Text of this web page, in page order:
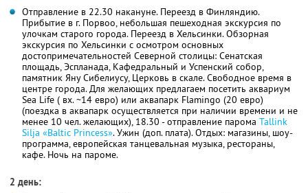
Отправление в 22.30 накануне. Переезд в Финляндию.
Прибытие в г. Порвоо, небольшая пешеходная экскурсия по
улочкам старого города. Переезд в Хельсинки. Обзорная
экскурсия по Хельсинки с осмотром основных
достопримечательностей Северной столицы: Сенатская
площадь, Эспланада, Кафедральный и Успенский собор,
памятник Яну Сибелиусу, Церковь в скале. Свободное время в
центре города. Для желающих предлагаем посетить аквариум
Sea Life ( вх. ~14 евро) или аквапарк Flamingo (20 евро)
(поездка в аквапарк осуществляется при наличии времени и не
менее 10 чел. желающих), 18.30 - отправление парома Tallink
Silja «Baltic Princess». Ужин (доп. плата). Отдых: магазины, шоу-
программа, европейская танцевальная музыка, рестораны,
кафе. Ночь на пароме.
2 день: